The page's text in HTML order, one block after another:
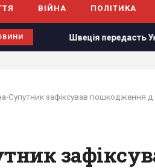
ВІЙНА ПОЛІТИКА
Швеція передасть Україні судно з
›